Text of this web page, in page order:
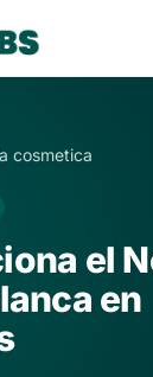
cosmetica
el
en